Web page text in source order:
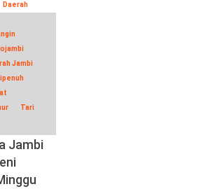
Daerah
Jambi
Tari
Jambi